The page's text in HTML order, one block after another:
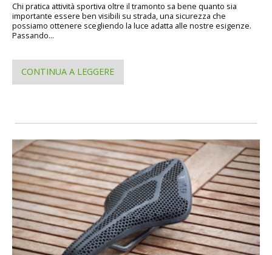
Chi pratica attività sportiva oltre il tramonto sa bene quanto sia
importante essere ben visibili su strada, una sicurezza che
possiamo ottenere scegliendo la luce adatta alle nostre esigenze.
Passando...
CONTINUA A LEGGERE